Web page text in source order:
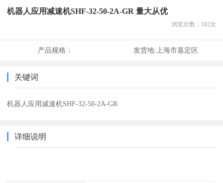
机器人应用减速机SHF-32-50-2A-GR 量大从优
浏览次数： 182次
产品规格： 发货地: 上海市嘉定区
关键词
机器人应用减速机SHF-32-50-2A-GR
详细说明